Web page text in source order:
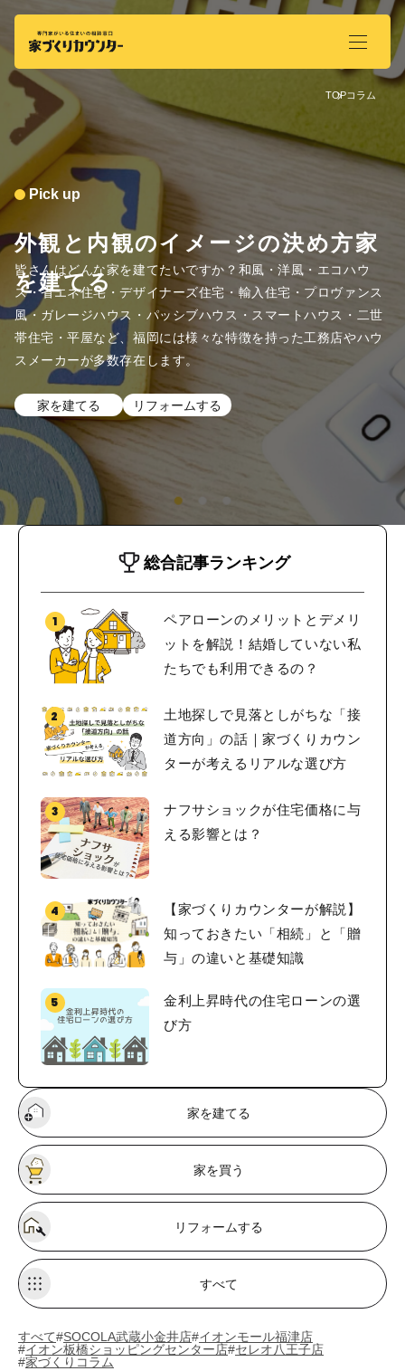
TOPコラム
Pick up
外観と内観のイメージの決め方家
を建てる
皆さんはどんな家を建てたいですか？和風・洋風・エコハウ
ス・省エネ住宅・デザイナーズ住宅・輸入住宅・プロヴァンス
風・ガレージハウス・パッシブハウス・スマートハウス・二世
帯住宅・平屋など、福岡には様々な特徴を持った工務店やハウ
スメーカーが多数存在します。
家を建てる リフォームする
家を建てる
家を買う
リフォームする
すべて
すべて SOCOLA武蔵小金井店 イオンモール福津店
イオン板橋ショッピングセンター店 セレオ八王子店
家づくりコラム
総合記事ランキング
ペアローンのメリットとデメリ
ットを解説！結婚していない私
たちでも利用できるの？
土地探しで見落としがちな「接
道方向」の話｜家づくりカウン
ターが考えるリアルな選び方
ナフサショックが住宅価格に与
える影響とは？
【家づくりカウンターが解説】
知っておきたい「相続」と「贈
与」の違いと基礎知識
金利上昇時代の住宅ローンの選
び方